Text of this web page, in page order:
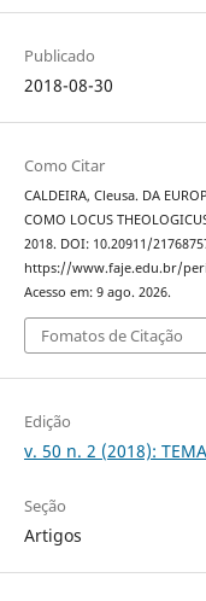
Publicado
2018-08-30
Como Citar
CALDEIRA, Cleusa. DA
COMO LOCUS
2018. DOI: 10.20911/
https://www.faje.edu.br/
Acesso em: 9 ago. 2026.
Fomatos de Citação
Edição
v. 50 n. 2 (2018):
Seção
Artigos